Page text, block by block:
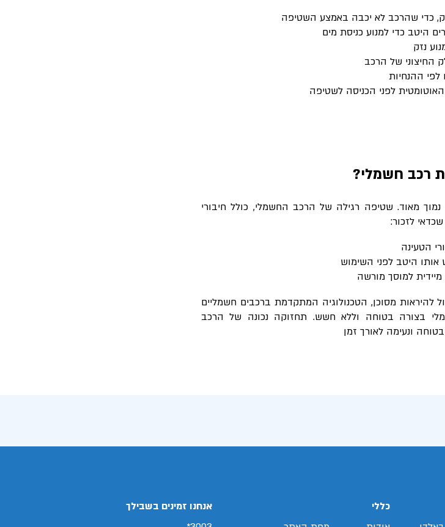
כדי שהרכב לא יכבה באמצע השטיפה
היטב כדי למנוע כניסת מים
נזק
החיצוני של הרכב
ההנחיות
לפני הכניסה לשטיפה
רכב חשמלי?
מאוד. שטיפה רגילה של הרכב החשמלי, כולל חיבורי
לזכור:
הטעינה
אותו היטב לפני השימוש
למוסך מורשה
להיראות מסוכן, הטכנולוגיה המתקדמת ברכבים חשמליים
בצורה בטוחה וללא חשש. תחזוקה נכונה של הרכב
ונעימה לאורך זמן
כללי
אנחנו זמינים בשבילך